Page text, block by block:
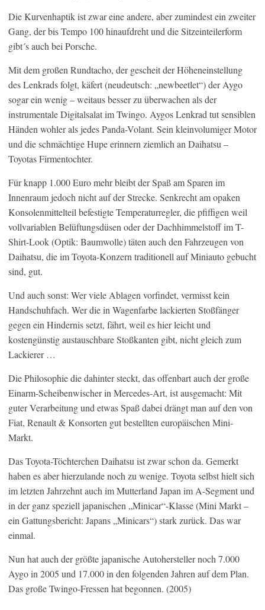
Die Kurvenhaptik ist zwar eine andere, aber zumindest ein zweiter
Gang, der bis Tempo 100 hinaufdreht und die Sitzeinteilerform
gibt´s auch bei Porsche.
Mit dem großen Rundtacho, der gescheit der Höheneinstellung
des Lenkrads folgt, käfert (neudeutsch: „newbeetlet“) der Aygo
sogar ein wenig – weitaus besser zu überwachen als der
instrumentale Digitalsalat im Twingo. Aygos Lenkrad tut sensiblen
Händen wohler als jedes Panda-Volant. Sein kleinvolumiger Motor
und die schmächtige Hupe erinnern ziemlich an Daihatsu –
Toyotas Firmentochter.
Für knapp 1.000 Euro mehr bleibt der Spaß am Sparen im
Innenraum jedoch nicht auf der Strecke. Senkrecht am opaken
Konsolenmittelteil befestigte Temperaturregler, die pfiffigen weil
vollvariablen Belüftungsdüsen oder der Dachhimmelstoff im T-
Shirt-Look (Optik: Baumwolle) täten auch den Fahrzeugen von
Daihatsu, die im Toyota-Konzern traditionell auf Miniauto gebucht
sind, gut.
Und auch sonst: Wer viele Ablagen vorfindet, vermisst kein
Handschuhfach. Wer die in Wagenfarbe lackierten Stoßfänger
gegen ein Hindernis setzt, fährt, weil es hier leicht und
kostengünstig austauschbare Stoßkanten gibt, nicht gleich zum
Lackierer …
Die Philosophie die dahinter steckt, das offenbart auch der große
Einarm-Scheibenwischer in Mercedes-Art, ist ausgemacht: Mit
guter Verarbeitung und etwas Spaß dabei drängt man auf den von
Fiat, Renault & Konsorten gut bestellten europäischen Mini-
Markt.
Das Toyota-Töchterchen Daihatsu ist zwar schon da. Gemerkt
haben es aber hierzulande noch zu wenige. Toyota selbst hielt sich
im letzten Jahrzehnt auch im Mutterland Japan im A-Segment und
in der ganz speziell japanischen „Minicar“-Klasse (Mini Markt –
ein Gattungsbericht: Japans „Minicars“) stark zurück. Das war
einmal.
Nun hat auch der größte japanische Autohersteller noch 7.000
Aygo in 2005 und 17.000 in den folgenden Jahren auf dem Plan.
Das große Twingo-Fressen hat begonnen. (2005)